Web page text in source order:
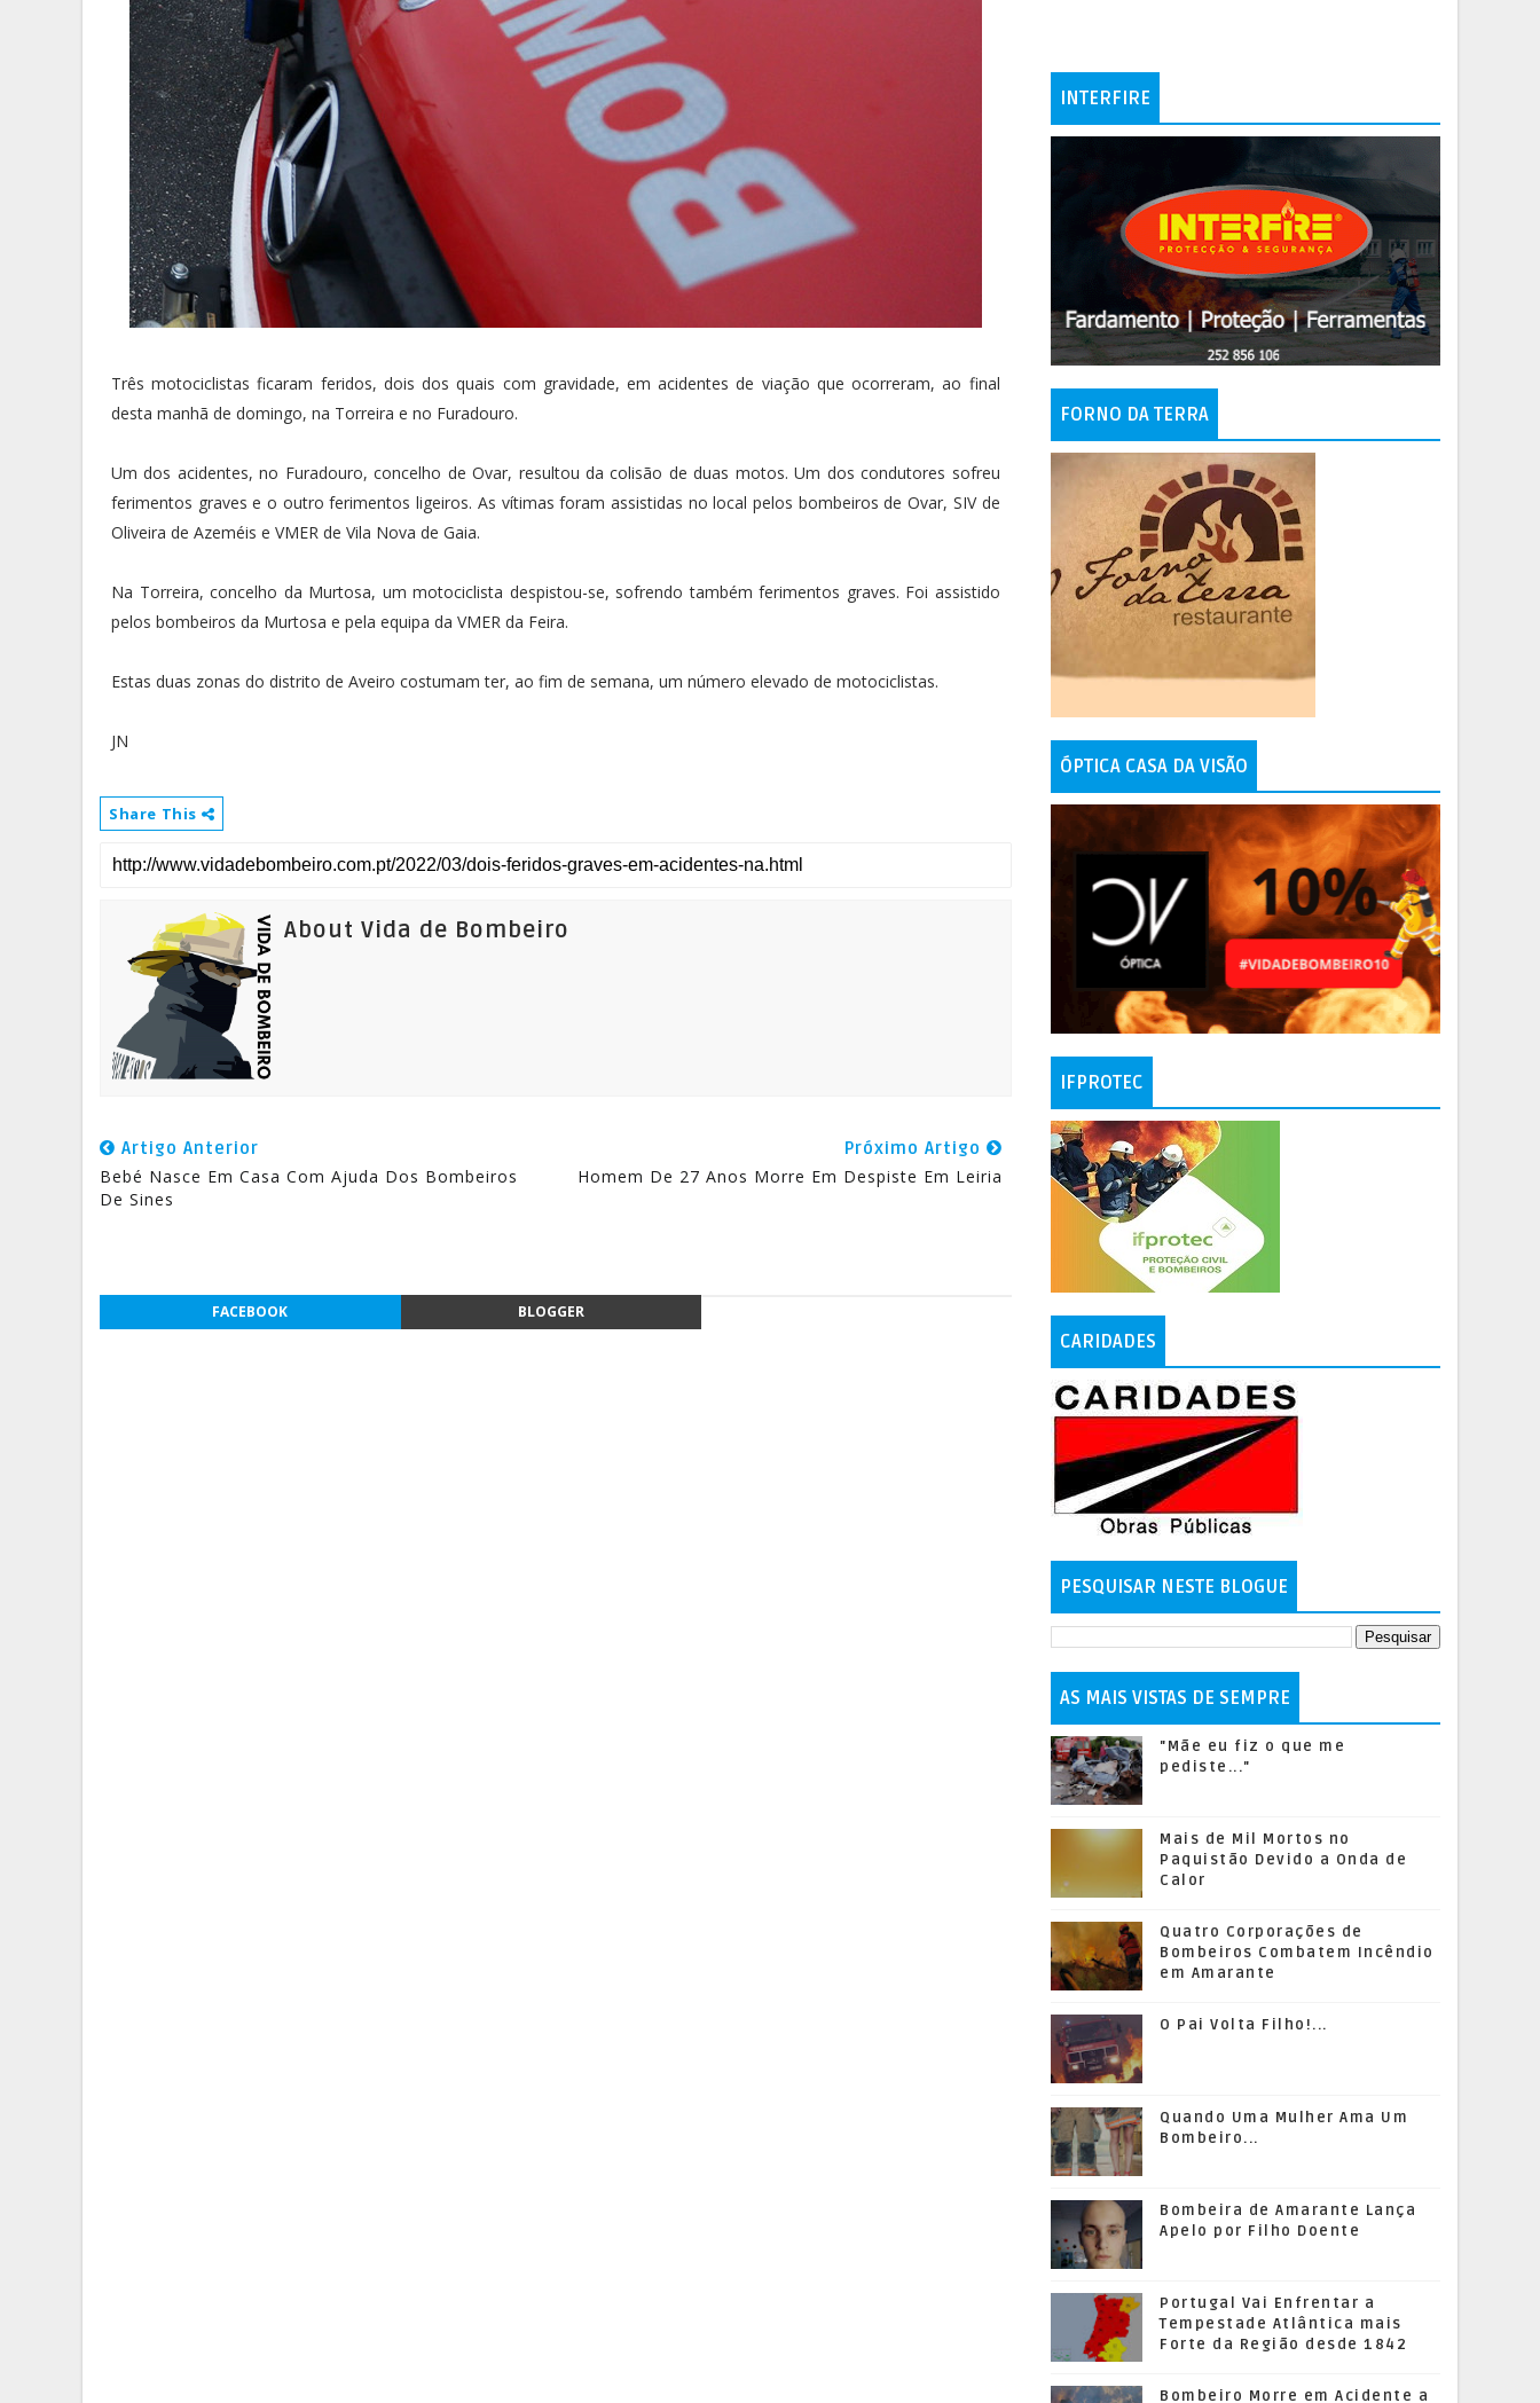
Três motociclistas ficaram feridos, dois dos quais com gravidade, em acidentes de viação que ocorreram, ao final
desta manhã de domingo, na Torreira e no Furadouro.
Um dos acidentes, no Furadouro, concelho de Ovar, resultou da colisão de duas motos. Um dos condutores sofreu
ferimentos graves e o outro ferimentos ligeiros. As vítimas foram assistidas no local pelos bombeiros de Ovar, SIV de
Oliveira de Azeméis e VMER de Vila Nova de Gaia.
Na Torreira, concelho da Murtosa, um motociclista despistou-se, sofrendo também ferimentos graves. Foi assistido
pelos bombeiros da Murtosa e pela equipa da VMER da Feira.
Estas duas zonas do distrito de Aveiro costumam ter, ao fim de semana, um número elevado de motociclistas.
JN
Share This
About Vida de Bombeiro
Artigo Anterior
Bebé Nasce Em Casa Com Ajuda Dos Bombeiros
De Sines
Próximo Artigo
Homem De 27 Anos Morre Em Despiste Em Leiria
FACEBOOK BLOGGER
INTERFIRE
FORNO DA TERRA
ÓPTICA CASA DA VISÃO
IFPROTEC
CARIDADES
PESQUISAR NESTE BLOGUE
AS MAIS VISTAS DE SEMPRE
"Mãe eu fiz o que me
pediste..."
Mais de Mil Mortos no
Paquistão Devido a Onda de
Calor
Quatro Corporações de
Bombeiros Combatem Incêndio
em Amarante
O Pai Volta Filho!...
Quando Uma Mulher Ama Um
Bombeiro...
Bombeira de Amarante Lança
Apelo por Filho Doente
Portugal Vai Enfrentar a
Tempestade Atlântica mais
Forte da Região desde 1842
Bombeiro Morre em Acidente a